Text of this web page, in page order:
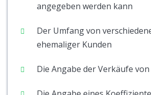
angegeben werden kann
Der Umfang von
ehemaliger Kunden
Die Angabe der Verkäufe